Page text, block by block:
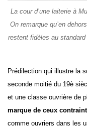
La cour d’une laiterie à
On remarque qu’en
restent fidèles au
Prédilection qui illustre la
seconde moitié du 19è
et une classe ouvrière de
marque de ceux
comme ouvriers dans les